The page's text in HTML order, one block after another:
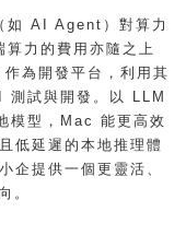
如 AI Agent）對算力
力的費用亦隨之上
為開發平台，利用其
測試與開發。以 LLM
型，Mac 能更高效
低延遲的本地推理體
企提供一個更靈活、
。